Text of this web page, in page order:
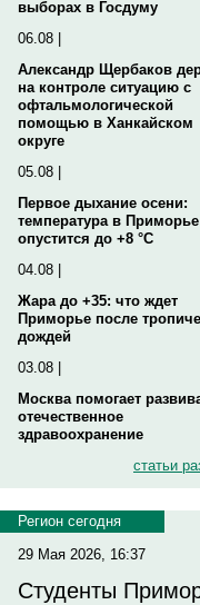
выборах в Госдуму
06.08 |
Александр Щербаков
на контроле ситуацию с
офтальмологической
помощью в Ханкайском
округе
05.08 |
Первое дыхание осени:
температура в Приморье
опустится до +8 °C
04.08 |
Жара до +35: что ждет
Приморье после
дождей
03.08 |
Москва помогает
отечественное
здравоохранение
статьи
Регион сегодня
29 Мая 2026, 16:37
Студенты